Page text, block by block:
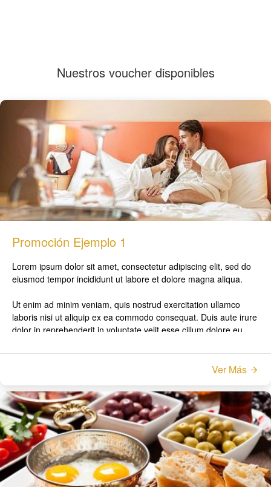
Nuestros voucher disponibles
Promoción Ejemplo 1
Lorem ipsum dolor sit amet, consectetur adipiscing elit, sed do
eiusmod tempor incididunt ut labore et dolore magna aliqua.
Ut enim ad minim veniam, quis nostrud exercitation ullamco
laboris nisi ut aliquip ex ea commodo consequat. Duis aute irure
dolor in reprehenderit in voluptate velit esse cillum dolore eu
Excepteur sint occaecat cupidatat non proident, sunt in culpa qui
Ver Más